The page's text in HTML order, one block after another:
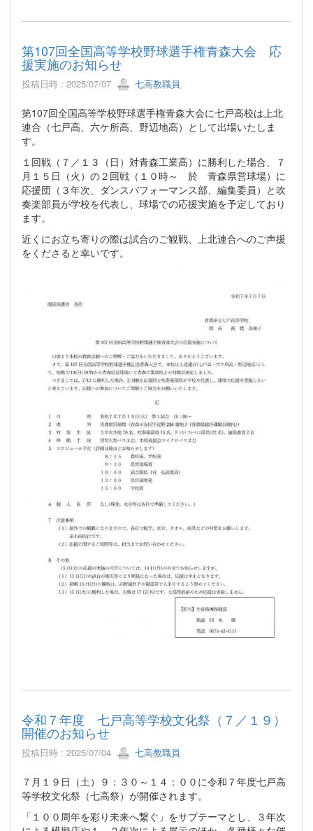
第107回全国高等学校野球選手権青森大会 応
援実施のお知らせ
投稿日時 : 2025/07/07 七高教職員
第107回全国高等学校野球選手権青森大会に七戸高校は上北
連合（七戸高、六ケ所高、野辺地高）として出場いたしま
す。
１回戦（７／１３（日）対青森工業高）に勝利した場合、７
月１５日（火）の２回戦（１０時～ 於 青森県営球場）に
応援団（３年次、ダンスパフォーマンス部、編集委員）と吹
奏楽部員が学校を代表し、球場での応援実施を予定しており
ます。
近くにお立ち寄りの際は試合のご観戦、上北連合へのご声援
をくださると幸いです。
令和７年度 七戸高等学校文化祭（７／１９）
開催のお知らせ
投稿日時 : 2025/07/04 七高教職員
７月１９日（土）９：３０～１４：００に令和７年度七戸高
等学校文化祭（七高祭）が開催されます。
「１００周年を彩り未来へ繋ぐ」をサブテーマとし、３年次